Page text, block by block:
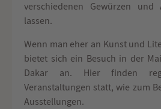
verschiedenen Gewürzen und
lassen.
Wenn man eher an Kunst und
bietet sich ein Besuch in der
Dakar an. Hier finden
Veranstaltungen statt, wie zum
Ausstellungen.